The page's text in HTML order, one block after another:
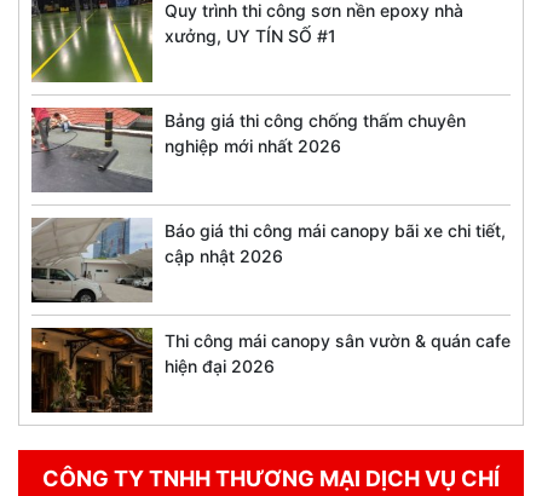
Quy trình thi công sơn nền epoxy nhà
xưởng, UY TÍN SỐ #1
Bảng giá thi công chống thấm chuyên
nghiệp mới nhất 2026
Báo giá thi công mái canopy bãi xe chi tiết,
cập nhật 2026
Thi công mái canopy sân vườn & quán cafe
hiện đại 2026
CÔNG TY TNHH THƯƠNG MẠI DỊCH VỤ CHÍ